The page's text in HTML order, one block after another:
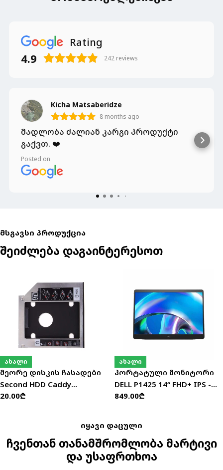
Rating
4.9 242 reviews
Kicha Matsaberidze
8 months ago
მადლობა ძალიან კარგი პროდუქტი
გაქვთ. ❤️
Posted on
მსგავსი პროდუქცია
შეიძლება დაგაინტერესოთ
ახალი
მეორე დისკის ჩასადები
Second HDD Caddy
(HDD/SSD) 12.7მმ / 9.5მმ
ჩვეულებრივი
20.00₾
ახალი
პორტატული მონიტორი
DELL P1425 14“ FHD+ IPS -
210-BQTB
ჩვეულებრივი
849.00₾
იყავი დაცული
ჩვენთან თანამშრომლობა მარტივი
და უსაფრთხოა